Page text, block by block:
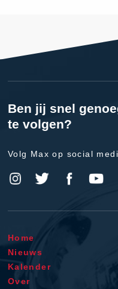
Ben jij snel
te volgen?
Volg Max op social
Home
Nieuws
Kalender
Over